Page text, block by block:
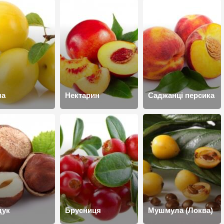
Нектарин Саджанці персика
Брусниця Мушмула (Локва)